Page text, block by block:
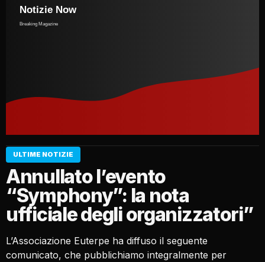
ULTIME NOTIZIE
Annullato l’evento
“Symphony”: la nota
ufficiale degli organizzatori”
L’Associazione Euterpe ha diffuso il seguente
comunicato, che pubblichiamo integralmente per